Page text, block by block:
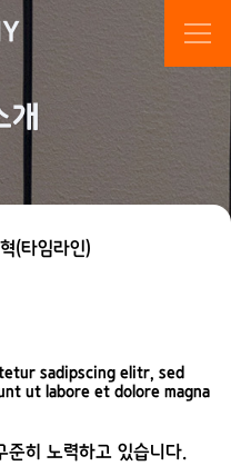
개
(타임라인)
sadipscing elitr, sed
ut labore et dolore magna
히 노력하고 있습니다.